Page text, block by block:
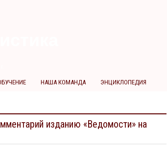
НАША КОМАНДА ЭНЦИКЛОПЕДИЯ
изданию «Ведомости» на